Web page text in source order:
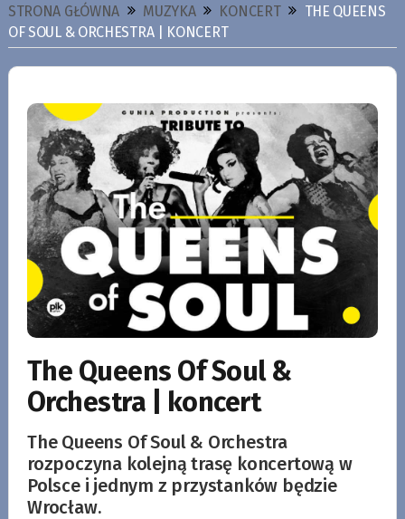
STRONA GŁÓWNA MUZYKA KONCERT
THE QUEENS
OF SOUL & ORCHESTRA | KONCERT
The Queens Of Soul &
Orchestra | koncert
The Queens Of Soul & Orchestra
rozpoczyna kolejną trasę koncertową w
Polsce i jednym z przystanków będzie
Wrocław.